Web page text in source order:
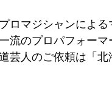
ロマジシャンによ
流のプロパフォー
芸人のご依頼は「